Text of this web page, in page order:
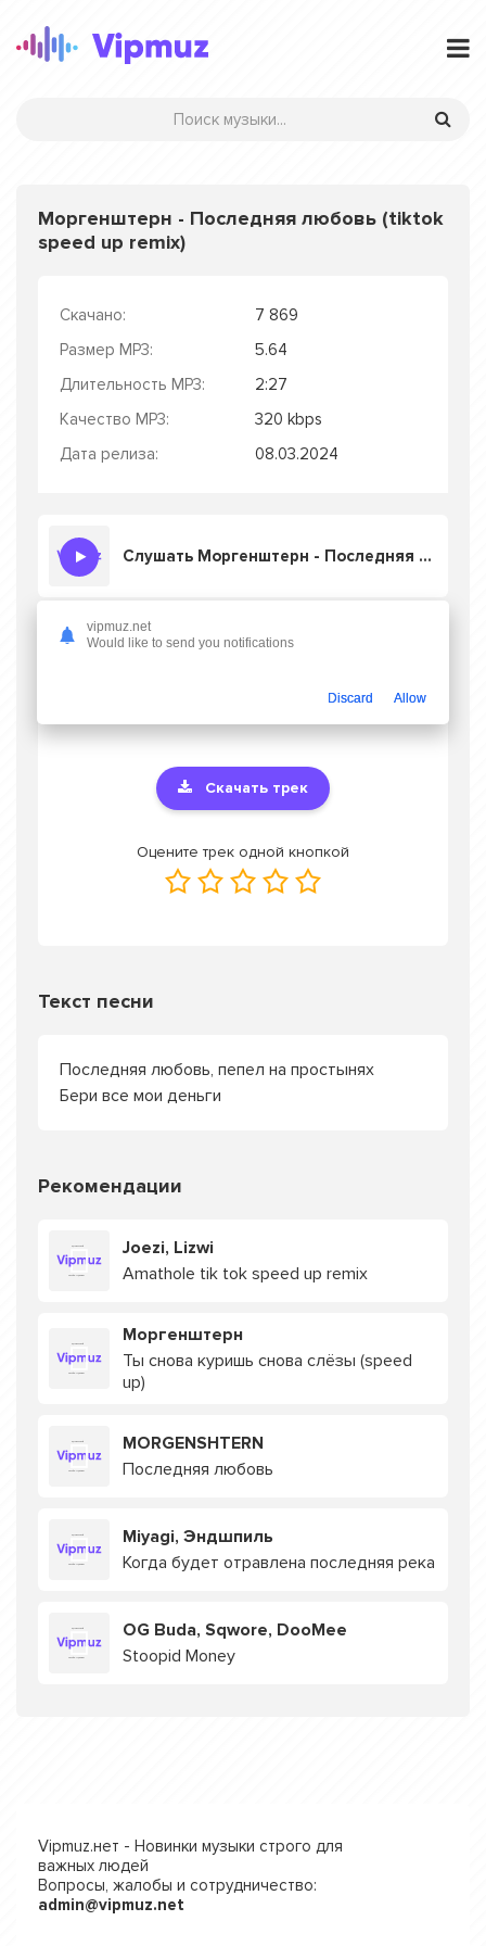
Моргенштерн - Последняя любовь (tiktok
speed up remix)
Скачано:
7 869
Размер MP3:
5.64
Длительность MP3:
2:27
Качество MP3:
320 kbps
Дата релиза:
08.03.2024
Слушать Моргенштерн - Последняя любовь (tiktok speed up remix)
Скачать песню Моргенштерн -
в mp3 или слушать онлайн
Скачать трек
Оцените трек одной кнопкой
Текст песни
Последняя любовь, пепел на простынях
Бери все мои деньги
Рекомендации
Joezi, Lizwi
Amathole tik tok speed up remix
Моргенштерн
Ты снова куришь снова слёзы (speed
up)
MORGENSHTERN
Последняя любовь
Miyagi, Эндшпиль
Когда будет отравлена последняя река
OG Buda, Sqwore, DooMee
Stoopid Money
Vipmuz.нет - Новинки музыки строго для
важных людей
Вопросы, жалобы и сотрудничество:
admin@vipmuz.net
vipmuz.net
Would like to send you notifications
Discard Allow